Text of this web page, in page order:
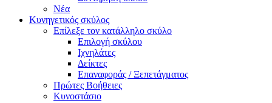
Νέα
Κυνηγετικός σκύλος
Επίλεξε τον κατάλληλο σκύλο
Επιλογή σκύλου
Ιχνηλάτες
Δείκτες
Επαναφοράς / Ξεπετάγματος
Πρώτες Βοήθειες
Κυνοστάσιο